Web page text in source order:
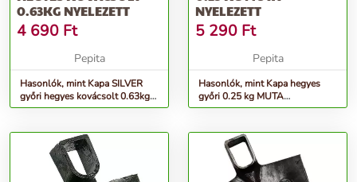
0.63KG NYELEZETT
4 690 Ft
Pepita
Hasonlók, mint Kapa SILVER
győri hegyes kovácsolt 0.63kg
NYELEZETT
NYELEZETT
5 290 Ft
Pepita
Hasonlók, mint Kapa hegyes
győri 0.25 kg MUTA
NYELEZETT